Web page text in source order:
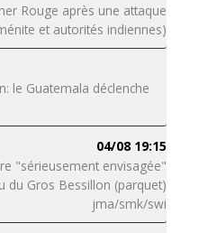
Rouge après une attaque
et autorités indiennes)
le Guatemala déclenche
04/08 19:15
"sérieusement envisagée"
du Gros Bessillon (parquet)
jma/smk/swi